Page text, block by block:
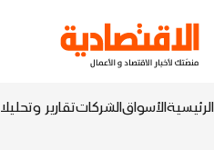
الرئيسيةالأسواقالشركاتتقارير